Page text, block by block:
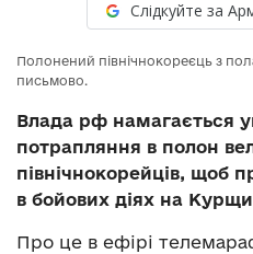
Слідкуйте за
Полонений північнокореєць з
письмово.
Влада рф намагається
потрапляння в полон
північнокорейців, щоб
в бойових діях на
Про це в ефірі